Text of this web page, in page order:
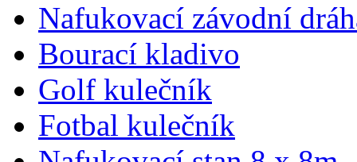
Nafukovací závodní
Bourací kladivo
Golf kulečník
Fotbal kulečník